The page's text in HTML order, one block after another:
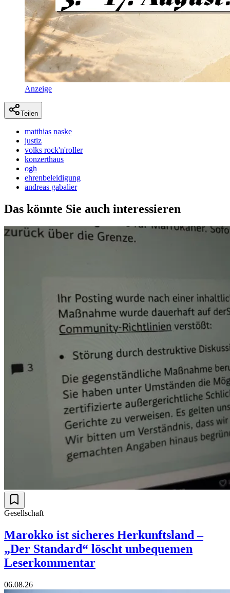
Anzeige
Teilen
matthias naske
justiz
volks rock'n'roller
konzerthaus
ogh
ehrenbeleidigung
andreas gabalier
Das könnte Sie auch interessieren
Gesellschaft
Marokko ist sicheres Herkunftsland –
„Der Standard“ löscht unbequemen
Leserkommentar
06.08.26